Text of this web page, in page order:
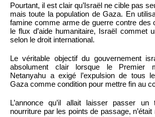
Pourtant, il est clair qu’Israël ne cible pas
mais toute la population de Gaza. En
famine comme arme de guerre contre des
le flux d’aide humanitaire, Israël commet
selon le droit international.
Le véritable objectif du gouvernement
absolument clair lorsque le Premier
Netanyahu a exigé l’expulsion de tous
Gaza comme condition pour mettre fin au
L’annonce qu’il allait laisser passer
nourriture par les points de passage, n’était